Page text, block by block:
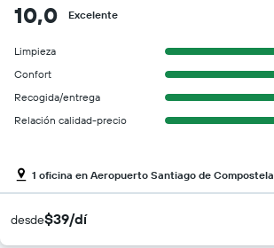
10,0 Excelente
Limpieza
Confort
Recogida/entrega
Relación calidad-precio
1 oficina en Aeropuerto Santiago de Compostela
desde$39/dí